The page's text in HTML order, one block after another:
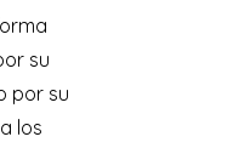
su
por su
los